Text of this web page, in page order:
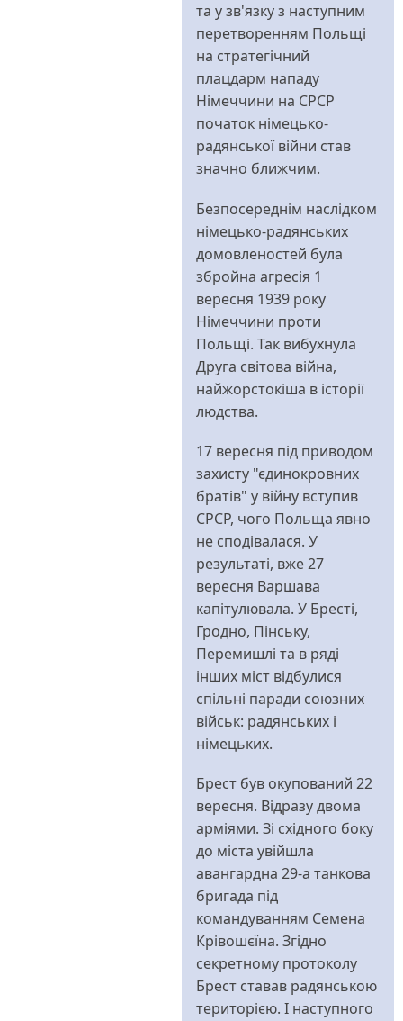
та у зв'язку з наступним
перетворенням Польщі
на стратегічний
плацдарм нападу
Німеччини на СРСР
початок німецько-
радянської війни став
значно ближчим.
Безпосереднім наслідком
німецько-радянських
домовленостей була
збройна агресія 1
вересня 1939 року
Німеччини проти
Польщі. Так вибухнула
Друга світова війна,
найжорстокіша в історії
людства.
17 вересня під приводом
захисту "єдинокровних
братів" у війну вступив
СРСР, чого Польща явно
не сподівалася. У
результаті, вже 27
вересня Варшава
капітулювала. У Бресті,
Гродно, Пінську,
Перемишлі та в ряді
інших міст відбулися
спільні паради союзних
військ: радянських і
німецьких.
Брест був окупований 22
вересня. Відразу двома
арміями. Зі східного боку
до міста увійшла
авангардна 29-а танкова
бригада під
командуванням Семена
Крівошєїна. Згідно
секретному протоколу
Брест ставав радянською
територією. І наступного